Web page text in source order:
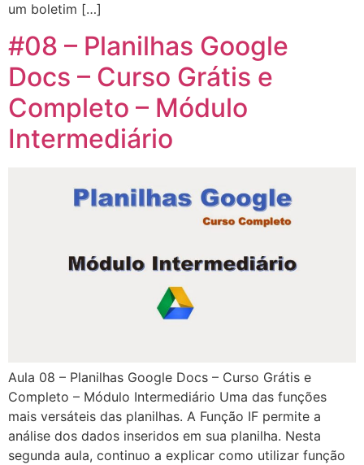
um boletim […]
#08 – Planilhas Google
Docs – Curso Grátis e
Completo – Módulo
Intermediário
Aula 08 – Planilhas Google Docs – Curso Grátis e
Completo – Módulo Intermediário Uma das funções
mais versáteis das planilhas. A Função IF permite a
análise dos dados inseridos em sua planilha. Nesta
segunda aula, continuo a explicar como utilizar função